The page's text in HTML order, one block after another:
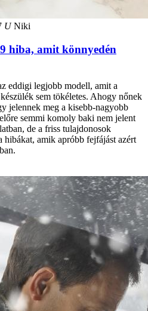
UNiki
hiba, amit könnyedén
eddigi legjobb modell, amit a
sem tökéletes. Ahogy nőnek
jelennek meg a kisebb-nagyobb
semmi komoly baki nem jelent
de a friss tulajdonosok
hibákat, amik apróbb fejfájást azért